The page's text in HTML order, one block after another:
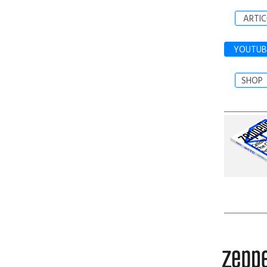
SHOP